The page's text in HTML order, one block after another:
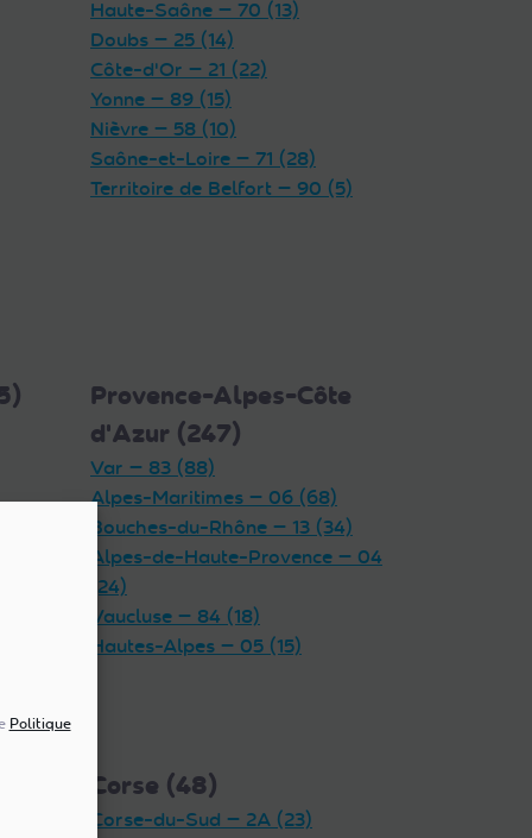
Politique
Haute-Saône — 70 (13)
Doubs — 25 (14)
Côte-d'Or — 21 (22)
Yonne — 89 (15)
Nièvre — 58 (10)
Saône-et-Loire — 71 (28)
Territoire de Belfort — 90 (5)
Provence-Alpes-Côte
d'Azur (247)
Var — 83 (88)
Alpes-Maritimes — 06 (68)
Bouches-du-Rhône — 13 (34)
Alpes-de-Haute-Provence — 04
(24)
Vaucluse — 84 (18)
Hautes-Alpes — 05 (15)
Corse (48)
Corse-du-Sud — 2A (23)